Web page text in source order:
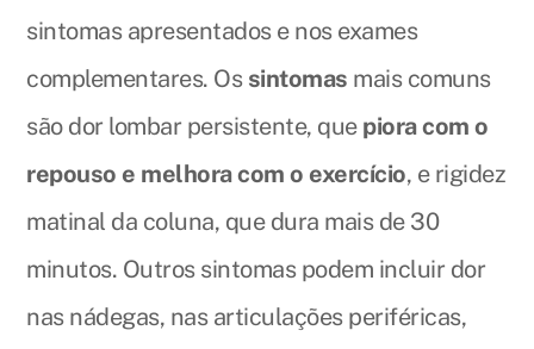
sintomas apresentados e nos exames
complementares. Os sintomas mais comuns
são dor lombar persistente, que piora com o
repouso e melhora com o exercício, e rigidez
matinal da coluna, que dura mais de 30
minutos. Outros sintomas podem incluir dor
nas nádegas, nas articulações periféricas,